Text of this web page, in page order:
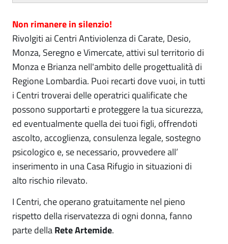
Non rimanere in silenzio!
Rivolgiti ai Centri Antiviolenza di Carate, Desio,
Monza, Seregno e Vimercate, attivi sul territorio di
Monza e Brianza nell'ambito delle progettualità di
Regione Lombardia. Puoi recarti dove vuoi, in tutti
i Centri troverai delle operatrici qualificate che
possono supportarti e proteggere la tua sicurezza,
ed eventualmente quella dei tuoi figli, offrendoti
ascolto, accoglienza, consulenza legale, sostegno
psicologico e, se necessario, provvedere all’
inserimento in una Casa Rifugio in situazioni di
alto rischio rilevato.
I Centri, che operano gratuitamente nel pieno
rispetto della riservatezza di ogni donna, fanno
parte dellaRete Artemide.